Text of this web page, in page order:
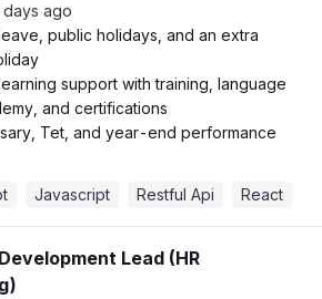
ago
public holidays, and an extra
support with training, language
and certifications
Tet, and year-end performance
Javascript Restful Api React
Lead (HR